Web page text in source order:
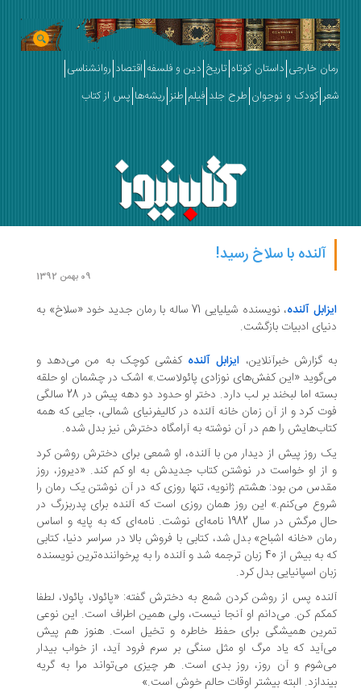
رمان خارجی داستان کوتاه تاریخ دین و فلسفه اقتصاد روانشناسی
شعر کودک و نوجوان طرح جلد فیلم طنز ریشه‌ها پس از کتاب
آلنده با سلاخ رسید!
09 بهمن 1392
ایزابل آلنده
، نویسنده شیلیایی 71 ساله با رمان جدید خود «سلاخ» به
دنیای ادبیات بازگشت.
به گزارش خبرآنلاین، ایزابل آلنده کفشی کوچک به من می‌دهد و
می‌گوید «این کفش‌های نوزادی پائولاست.» اشک در چشمان او حلقه
بسته اما لبخند بر لب دارد. دختر او حدود دو دهه پیش در 28 سالگی
فوت کرد و از آن زمان خانه آلنده در کالیفرنیای شمالی، جایی که همه
کتاب‌هایش را هم در آن نوشته به آرامگاه دخترش نیز بدل شده.
یک روز پیش از دیدار من با آلنده، او شمعی برای دخترش روشن کرد
و از او خواست در نوشتن کتاب جدیدش به او کم کند. «دیروز، روز
مقدس من بود: هشتم ژانویه، تنها روزی که در آن نوشتن یک رمان را
شروع می‌کنم.» این روز همان روزی است که آلنده برای پدربزرگ در
حال مرگش در سال 1982 نامه‌ای نوشت. نامه‌ای که به پایه و اساس
رمان «خانه اشباح» بدل شد، کتابی با فروش بالا در سراسر دنیا، کتابی
که به بیش از 40 زبان ترجمه شد و آلنده را به پرخواننده‌ترین نویسنده
زبان اسپانیایی بدل کرد.
آلنده پس از روشن کردن شمع به دخترش گفته: «پائولا، پائولا، لطفا
کمکم کن. می‌دانم او آنجا نیست، ولی همین اطراف است. این نوعی
تمرین همیشگی برای حفظ خاطره و تخیل است. هنوز هم پیش
می‌آید که یاد مرگ او مثل سنگی بر سرم فرود آید، از خواب بیدار
می‌شوم و آن روز، روز بدی است. هر چیزی می‌تواند مرا به گریه
بیندازد. البته بیشتر اوقات حالم خوش است.»